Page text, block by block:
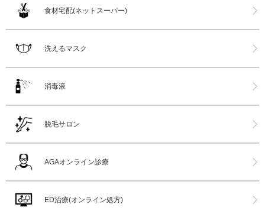
食材宅配(ネットスーパー)
洗えるマスク
消毒液
脱毛サロン
AGAオンライン診療
ED治療(オンライン処方)